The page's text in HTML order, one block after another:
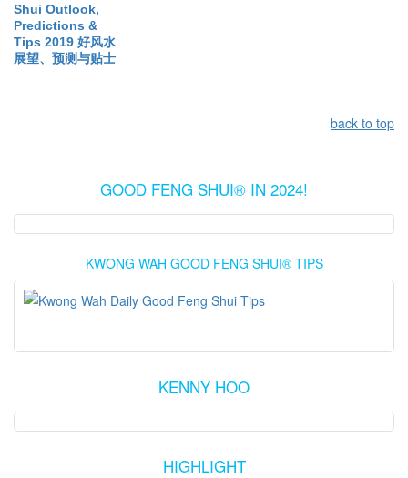
Shui Outlook,
Predictions &
Tips 2019 好风水
展望、预测与贴士
back to top
GOOD FENG SHUI® IN 2024!
KWONG WAH GOOD FENG SHUI® TIPS
KENNY HOO
HIGHLIGHT